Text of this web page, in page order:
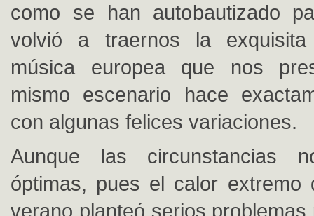
como se han autobautizado
volvió a traernos la
música europea que nos
mismo escenario hace
con algunas felices variaciones.
Aunque las circunstancias
óptimas, pues el calor extremo
verano planteó serios